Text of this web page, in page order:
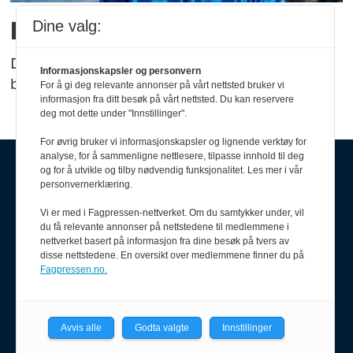
Han er ny FOT-leder
Den nye FOT-lederen i Møre og Romsdal har
både lang erfaring og bred kompetanse.
uavhengig fagblad som drives
etter Vær varsom-plakaten og
Dine valg:
Informasjonskapsler og personvern
For å gi deg relevante annonser på vårt nettsted bruker vi
informasjon fra ditt besøk på vårt nettsted. Du kan reservere
deg mot dette under "Innstillinger".
For øvrig bruker vi informasjonskapsler og lignende verktøy for
analyse, for å sammenligne nettlesere, tilpasse innhold til deg
og for å utvikle og tilby nødvendig funksjonalitet. Les mer i vår
personvernerklæring.
Vi er med i Fagpressen-nettverket. Om du samtykker under, vil
du få relevante annonser på nettstedene til medlemmene i
nettverket basert på informasjon fra dine besøk på tvers av
disse nettstedene. En oversikt over medlemmene finner du på
Fagpressen.no.
Avvis alle Godta valgte Innstillinger